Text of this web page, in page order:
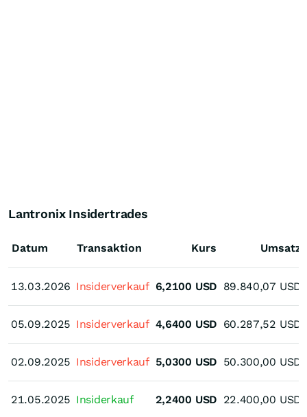
Lantronix Insidertrades
Datum
13.03.2026
05.09.2025
02.09.2025
21.05.2025
Transaktion Kurs Umsatz
13.03.2026 Insiderverkauf 6,2100 USD 89.840,07 USD
05.09.2025 Insiderverkauf 4,6400 USD 60.287,52 USD
02.09.2025 Insiderverkauf 5,0300 USD 50.300,00 USD
21.05.2025 Insiderkauf 2,2400 USD 22.400,00 USD